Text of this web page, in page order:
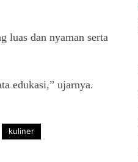
luas dan nyaman serta
edukasi,” ujarnya.
kuliner